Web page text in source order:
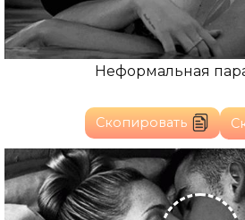
Неформальная
Скопировать